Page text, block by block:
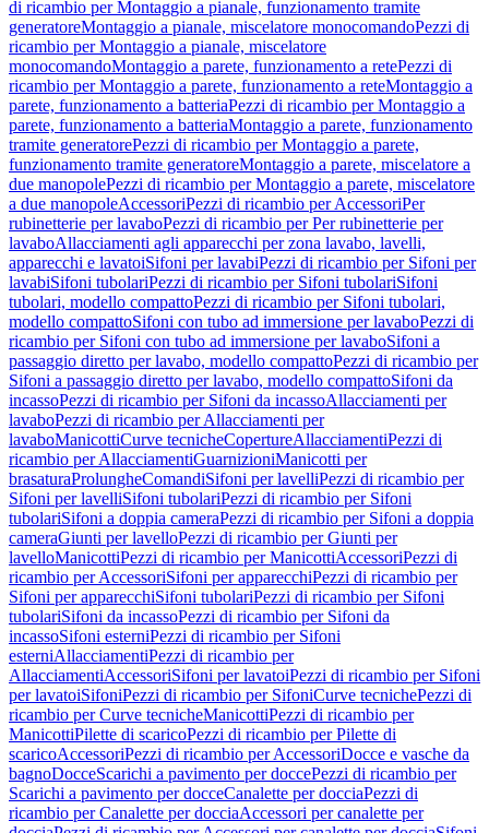
di ricambio per Montaggio a pianale, funzionamento tramite
generatoreMontaggio a pianale, miscelatore monocomandoPezzi di
ricambio per Montaggio a pianale, miscelatore
monocomandoMontaggio a parete, funzionamento a retePezzi di
ricambio per Montaggio a parete, funzionamento a reteMontaggio a
parete, funzionamento a batteriaPezzi di ricambio per Montaggio a
parete, funzionamento a batteriaMontaggio a parete, funzionamento
tramite generatorePezzi di ricambio per Montaggio a parete,
funzionamento tramite generatoreMontaggio a parete, miscelatore a
due manopolePezzi di ricambio per Montaggio a parete, miscelatore
a due manopoleAccessoriPezzi di ricambio per AccessoriPer
rubinetterie per lavaboPezzi di ricambio per Per rubinetterie per
lavaboAllacciamenti agli apparecchi per zona lavabo, lavelli,
apparecchi e lavatoiSifoni per lavabiPezzi di ricambio per Sifoni per
lavabiSifoni tubolariPezzi di ricambio per Sifoni tubolariSifoni
tubolari, modello compattoPezzi di ricambio per Sifoni tubolari,
modello compattoSifoni con tubo ad immersione per lavaboPezzi di
ricambio per Sifoni con tubo ad immersione per lavaboSifoni a
passaggio diretto per lavabo, modello compattoPezzi di ricambio per
Sifoni a passaggio diretto per lavabo, modello compattoSifoni da
incassoPezzi di ricambio per Sifoni da incassoAllacciamenti per
lavaboPezzi di ricambio per Allacciamenti per
lavaboManicottiCurve tecnicheCopertureAllacciamentiPezzi di
ricambio per AllacciamentiGuarnizioniManicotti per
brasaturaProlungheComandiSifoni per lavelliPezzi di ricambio per
Sifoni per lavelliSifoni tubolariPezzi di ricambio per Sifoni
tubolariSifoni a doppia cameraPezzi di ricambio per Sifoni a doppia
cameraGiunti per lavelloPezzi di ricambio per Giunti per
lavelloManicottiPezzi di ricambio per ManicottiAccessoriPezzi di
ricambio per AccessoriSifoni per apparecchiPezzi di ricambio per
Sifoni per apparecchiSifoni tubolariPezzi di ricambio per Sifoni
tubolariSifoni da incassoPezzi di ricambio per Sifoni da
incassoSifoni esterniPezzi di ricambio per Sifoni
esterniAllacciamentiPezzi di ricambio per
AllacciamentiAccessoriSifoni per lavatoiPezzi di ricambio per Sifoni
per lavatoiSifoniPezzi di ricambio per SifoniCurve tecnichePezzi di
ricambio per Curve tecnicheManicottiPezzi di ricambio per
ManicottiPilette di scaricoPezzi di ricambio per Pilette di
scaricoAccessoriPezzi di ricambio per AccessoriDocce e vasche da
bagnoDocceScarichi a pavimento per doccePezzi di ricambio per
Scarichi a pavimento per docceCanalette per docciaPezzi di
ricambio per Canalette per docciaAccessori per canalette per